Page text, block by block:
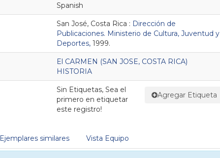
Spanish
San José, Costa Rica : Dirección de
Publicaciones. Ministerio de Cultura, Juventud y
Deportes, 1999.
El CARMEN (SAN JOSE, COSTA RICA)
HISTORIA
Agregar Etiqueta
Sin Etiquetas, Sea el
primero en etiquetar
este registro!
Ejemplares similares Vista Equipo